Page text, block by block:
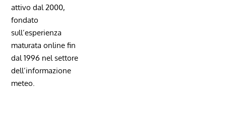
attivo dal 2000,
fondato
sull’esperienza
maturata online fin
dal 1996 nel settore
dell’informazione
meteo.